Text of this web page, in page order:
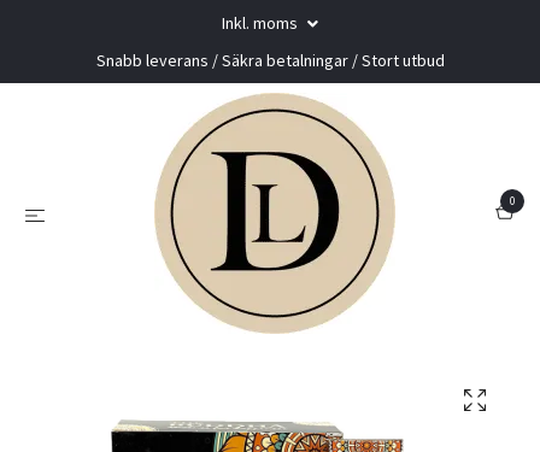
Inkl. moms
Snabb leverans / Säkra betalningar / Stort utbud
0